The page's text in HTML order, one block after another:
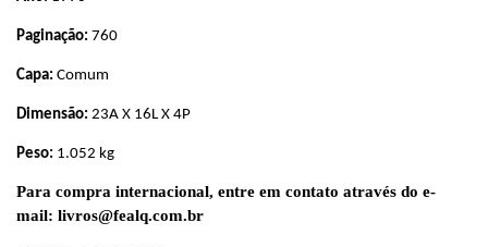
Paginação: 760
Capa: Comum
Dimensão: 23A X 16L X 4P
Peso: 1.052 kg
Para compra internacional, entre em contato através do e-
mail: livros@fealq.com.br